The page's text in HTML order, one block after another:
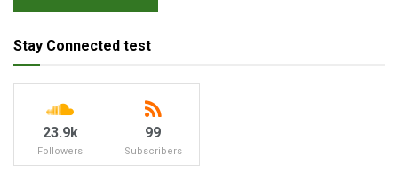
Stay Connected test
23.9k
Followers
99
Subscribers